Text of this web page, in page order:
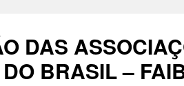
DAS
BRASIL –